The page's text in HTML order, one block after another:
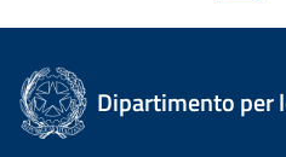
Dipartimento per